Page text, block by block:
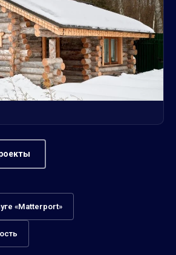
«Matterport»